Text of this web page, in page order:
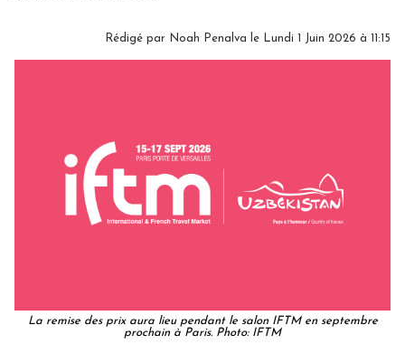
Rédigé par Noah Penalva le Lundi 1 Juin 2026 à 11:15
La remise des prix aura lieu pendant le salon IFTM en septembre
prochain à Paris. Photo: IFTM